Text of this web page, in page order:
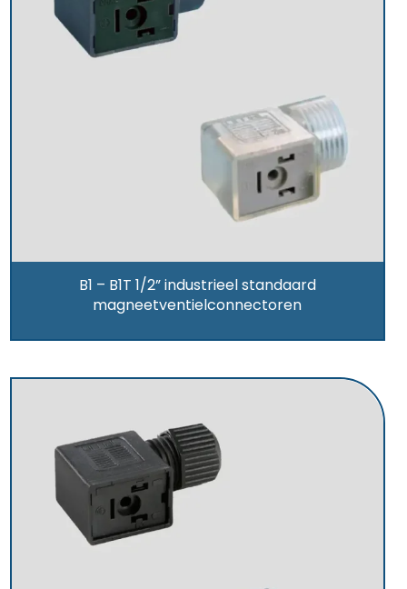
B1 – B1T 1/2” industrieel standaard
magneetventielconnectoren